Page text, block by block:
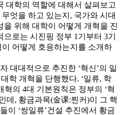
대학의 역할에 대해서 살펴보고
엇을 하고 있는지, 국가와 시대
위해 대학이 어떻게 개혁을 진
로는 시진핑 정부 1기부터 3기
어떻게 호응하는지를 소개하
대대적으로 추진한 ‘혁신’의 일
학 개혁을 단행했다. ‘일류, 학
혁의 4대 기본원칙은 정부의 ‘혁
데, 황금과목(金课:찐커)이 그 핵
이 ‘쌍일류’건설 추진에서 황금